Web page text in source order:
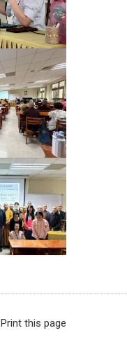
Print this page